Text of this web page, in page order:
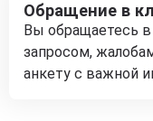
Обращение в
Вы обращаетесь
запросом,
анкету с важной